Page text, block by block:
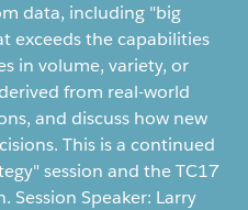
data, including "big
exceeds the capabilities
in volume, variety, or
from real-world
and discuss how new
This is a continued
session and the TC17
Session Speaker: Larry